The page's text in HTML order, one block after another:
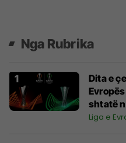
Nga Rubrika
Dita e
shtatë
Liga e